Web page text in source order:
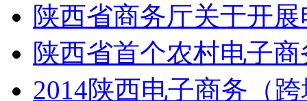
陕西省商务厅关于开
陕西省首个农村电子
2014陕西电子商务（